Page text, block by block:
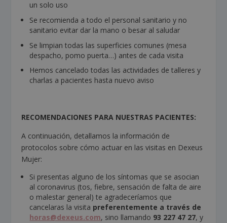
un solo uso
Se recomienda a todo el personal sanitario y no
sanitario evitar dar la mano o besar al saludar
Se limpian todas las superficies comunes (mesa
despacho, pomo puerta…) antes de cada visita
Hemos cancelado todas las actividades de talleres y
charlas a pacientes hasta nuevo aviso
RECOMENDACIONES PARA NUESTRAS PACIENTES:
A continuación, detallamos la información de
protocolos sobre cómo actuar en las visitas en Dexeus
Mujer:
Si presentas alguno de los síntomas que se asocian
al coronavirus (tos, fiebre, sensación de falta de aire
o malestar general) te agradeceríamos que
cancelaras la visita preferentemente a través de
horas@dexeus.com, sino llamando 93 227 47 27, y